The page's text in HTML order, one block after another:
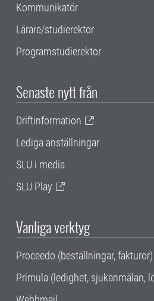
Kommunikatör
Lärare/studierektor
Programstudierektor
Senaste nytt från
Driftinformation
Lediga anställningar
SLU i media
SLU Play
Vanliga verktyg
Proceedo (beställningar, fakturor)
Primula (ledighet, sjukanmälan,